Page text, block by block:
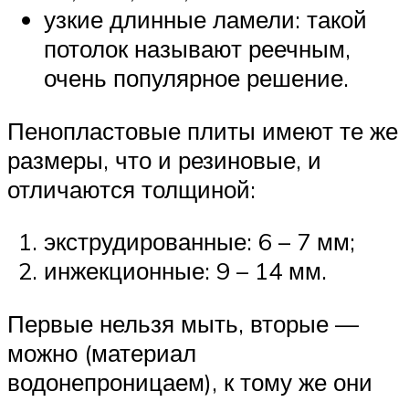
узкие длинные ламели: такой
потолок называют реечным,
очень популярное решение.
Пенопластовые плиты имеют те же
размеры, что и резиновые, и
отличаются толщиной:
экструдированные: 6 – 7 мм;
инжекционные: 9 – 14 мм.
Первые нельзя мыть, вторые —
можно (материал
водонепроницаем), к тому же они